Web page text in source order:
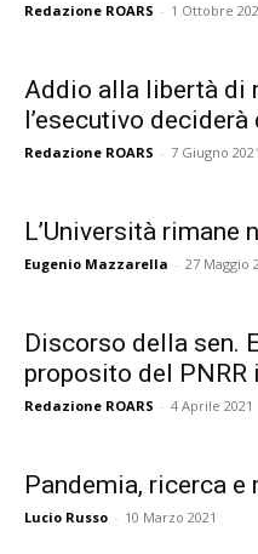
Redazione ROARS - 1 Ottobre
Addio alla libertà di
l’esecutivo deciderà
Redazione ROARS - 7 Giugno 2021
L’Università rimane
Eugenio Mazzarella - 27 Maggio
Discorso della sen.
proposito del PNRR
Redazione ROARS - 4 Aprile 2021
Pandemia, ricerca e
Lucio Russo - 10 Marzo 2021